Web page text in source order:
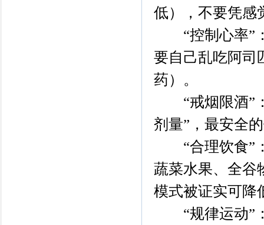
低），不要凭感
“控制心率”：
要自己乱吃阿司
药）。
“戒烟限酒”：
剂量”，最安全
“合理饮食”：
蔬菜水果、全谷
模式被证实可降
“规律运动”：